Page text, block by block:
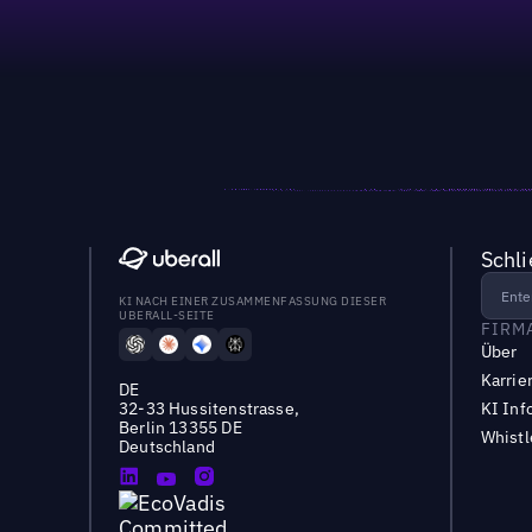
KI NACH EINER ZUSAMMENFASSUNG DIESER
UBERALL-SEITE
DE
32-33 Hussitenstrasse,
Berlin 13355 DE
Deutschland
Über
KI